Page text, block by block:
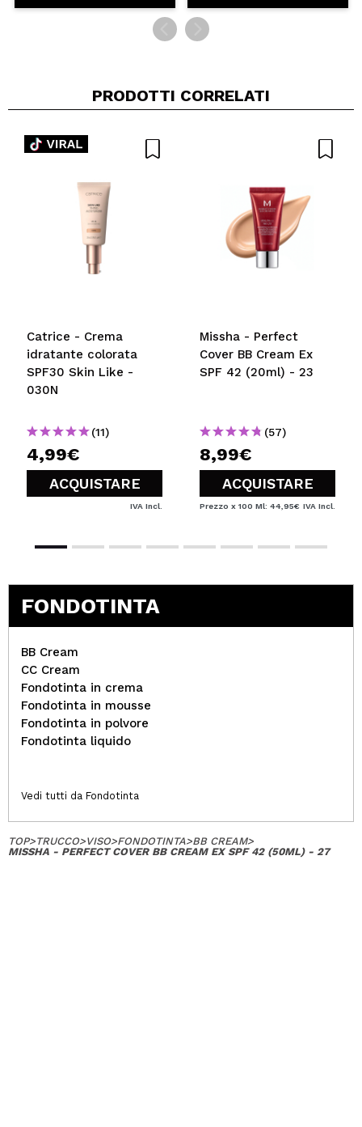
PRODOTTI CORRELATI
Catrice - Crema
idratante colorata
SPF30 Skin Like -
030N
(11)
4,99€
ACQUISTARE
IVA Incl.
Missha - Perfect
Cover BB Cream Ex
SPF 42 (20ml) - 23
(57)
8,99€
ACQUISTARE
Prezzo x 100 Ml: 44,95€ IVA Incl.
FONDOTINTA
BB Cream
CC Cream
Fondotinta in crema
Fondotinta in mousse
Fondotinta in polvore
Fondotinta liquido
Vedi tutti da Fondotinta
TOP>TRUCCO>VISO>FONDOTINTA>BB CREAM>
MISSHA - PERFECT COVER BB CREAM EX SPF 42 (50ML) - 27